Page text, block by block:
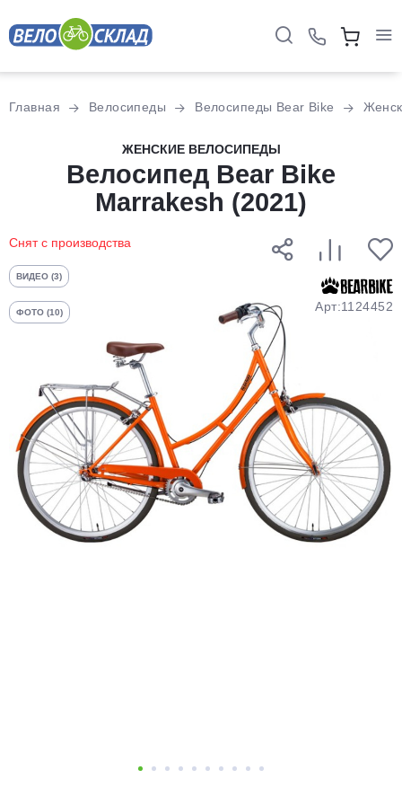
Главная Велосипеды Велосипеды Bear Bike
ЖЕНСКИЕ ВЕЛОСИПЕДЫ
Велосипед Bear Bike
Marrakesh (2021)
Снят с производства
ВИДЕО (3)
ФОТО (10) Арт:1124452
Разбейте
оплатуна части
без переплат
График платежей
Добавляйте товары
в корзину
Оплачивайте сегодня только
25% картой любого банка